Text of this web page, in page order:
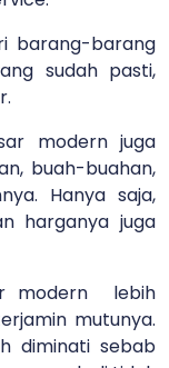
barang-barang
sudah pasti,
modern juga
buah-buahan,
Hanya saja,
harganya juga
modern lebih
mutunya.
diminati sebab